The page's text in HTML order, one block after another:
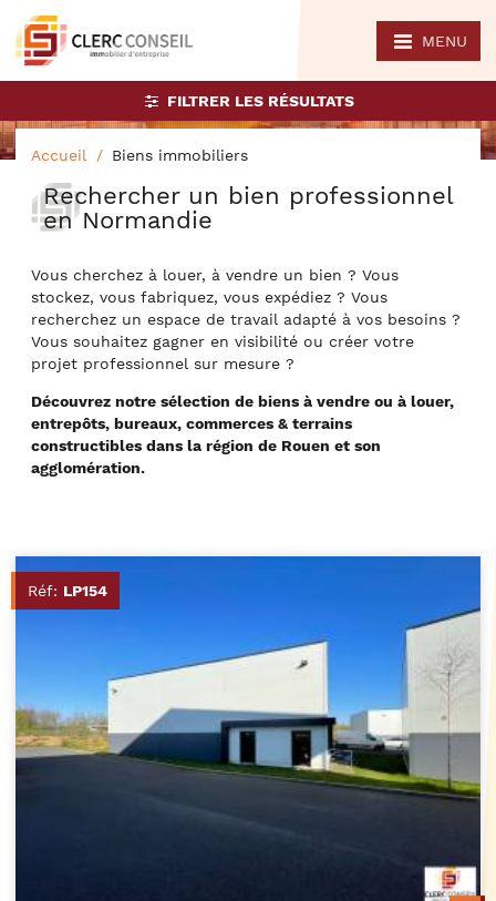
MENU
FILTRER LES RÉSULTATS
Accueil Biens immobiliers
Rechercher un bien professionnel
en Normandie
Vous cherchez à louer, à vendre un bien ? Vous
stockez, vous fabriquez, vous expédiez ? Vous
recherchez un espace de travail adapté à vos besoins ?
Vous souhaitez gagner en visibilité ou créer votre
projet professionnel sur mesure ?
Découvrez notre sélection de biens à vendre ou à louer,
entrepôts, bureaux, commerces & terrains
constructibles dans la région de Rouen et son
agglomération.
Réf: LP154